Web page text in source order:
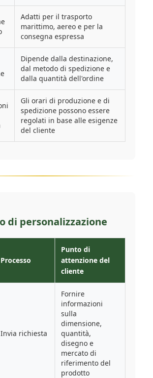
Adatti per il trasporto
marittimo, aereo e per la
consegna espressa
Dipende dalla destinazione,
dal metodo di spedizione e
dalla quantità dell'ordine
Gli orari di produzione e di
spedizione possono essere
regolati in base alle esigenze
del cliente
di personalizzazione
Processo
Punto di
attenzione del
cliente
Invia richiesta
Fornire
informazioni
sulla
dimensione,
quantità,
disegno e
mercato di
riferimento del
prodotto